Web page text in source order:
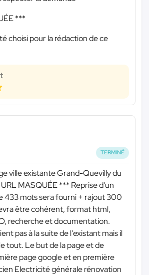
***
choisi pour la rédaction de ce
TERMINÉ
ville existante Grand-Quevilly du
MASQUÉE *** Reprise d'un
433 mots sera fourni + rajout 300
être cohérent, format html,
recherche et documentation.
pas à la suite de l'existant mais il
tout. Le but de la page et de
page google et en première
Electricité générale rénovation